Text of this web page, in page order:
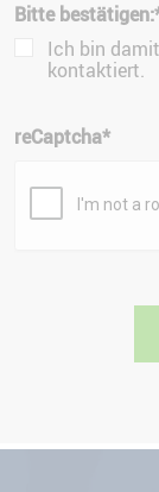
Bitte bestätigen:
Ich bin
kontaktiert.
reCaptcha*